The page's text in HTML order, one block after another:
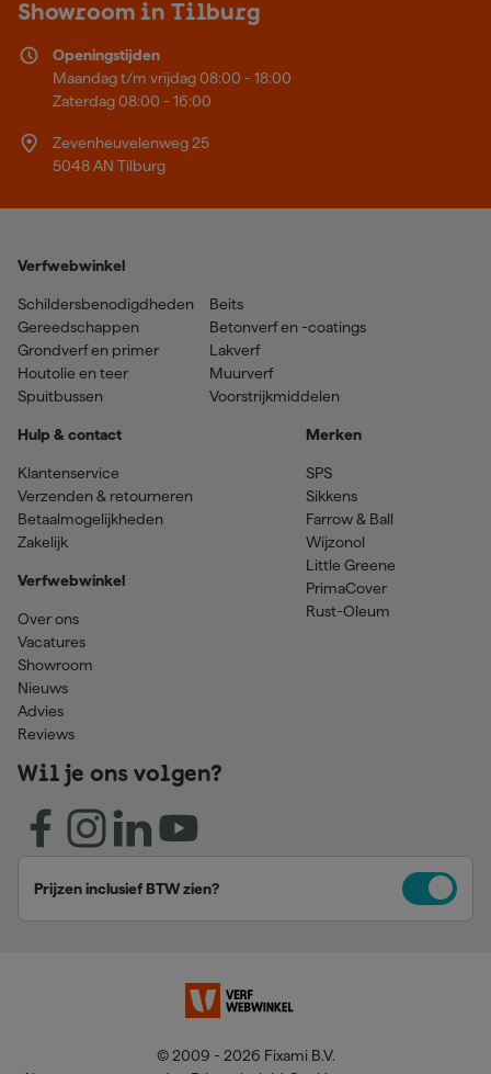
Showroom in Tilburg
Openingstijden
Maandag t/m vrijdag 08:00 - 18:00
Zaterdag 08:00 - 16:00
Zevenheuvelenweg 25
5048 AN Tilburg
Verfwebwinkel
Schildersbenodigdheden
Gereedschappen
Grondverf en primer
Houtolie en teer
Spuitbussen
Beits
Betonverf en -coatings
Lakverf
Muurverf
Voorstrijkmiddelen
Hulp & contact
Klantenservice
Verzenden & retourneren
Betaalmogelijkheden
Zakelijk
Verfwebwinkel
Over ons
Vacatures
Showroom
Nieuws
Advies
Reviews
Merken
SPS
Sikkens
Farrow & Ball
Wijzonol
Little Greene
PrimaCover
Rust-Oleum
Wil je ons volgen?
Prijzen inclusief BTW zien?
© 2009 - 2026 Fixami B.V.